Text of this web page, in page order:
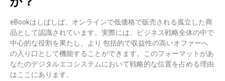
eBookはしばしば、オンラインで低価格で販売される孤立した商
品として認識されています。実際には、ビジネス戦略全体の中で
中心的な役割を果たし、より 包括的で収益性の高いオファーへ
の入り口として機能することができます。このフォーマットがあ
なたのデジタルエコシステムにおいて戦略的な位置を占める理由
はここにあります。